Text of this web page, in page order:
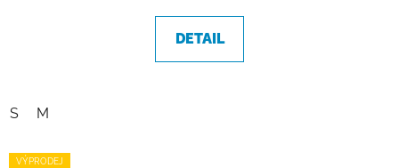
DETAIL
S M
VÝPRODEJ